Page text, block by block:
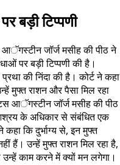
बड़ी टिप्पणी
जॉर्ज मसीह की पीठ ने
पर बड़ी टिप्पणी की है।
की निंदा की है। कोर्ट ने कहा
मुफ्त राशन और पैसा मिल रहा
आॅगस्टीन जॉर्ज मसीह की पीठ
के अधिकार से संबंधित एक
कि दुर्भाग्य से, इन मुफ्त
हैं। उन्हें मुफ्त राशन मिल रहा है,
उन्हें काम करने में क्यों मन लगेगा।